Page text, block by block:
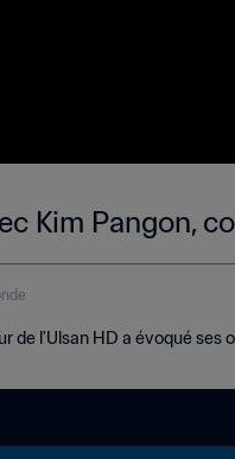
Kim Pangon,
de l'Ulsan HD a évoqué